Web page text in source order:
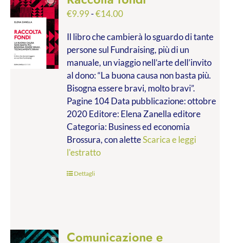
€9.99-€14.00Fascia
prezzo:
da
€9.99
a
€14.00
Il libro che cambierà lo sguardo di tante
persone sul Fundraising, più di un
manuale, un viaggio nell’arte dell’invito
al dono: “La buona causa non basta più.
Bisogna essere bravi, molto bravi”.
Pagine 104 Data pubblicazione: ottobre
2020 Editore: Elena Zanella editore
Categoria: Business ed economia
Brossura, con aletteScarica e leggi
l'estratto
Dettagli
Comunicazione e